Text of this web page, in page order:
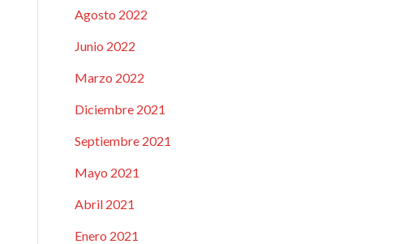
Agosto 2022
Junio 2022
Marzo 2022
Diciembre 2021
Septiembre 2021
Mayo 2021
Abril 2021
Enero 2021